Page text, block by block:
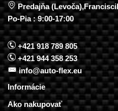
Predajňa
Po-Pia : 9:00-17:00
+421 918 789 805
+421 944 358 253
info@auto-flex.eu
Informácie
Ako nakupovať